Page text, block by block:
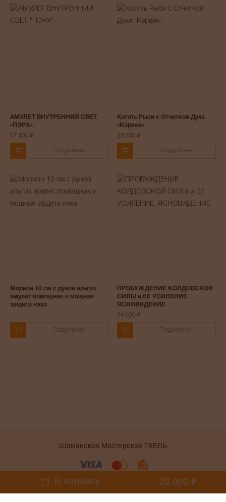
В корзину 20 000 ₽
АМУЛЕТ ВНУТРЕННИЙ СВЕТ
«ПЭРХ».
17 400 ₽
Подробнее
Коготь Рыси с Отчиткой Духа
«Кэрвея»
25 500 ₽
Подробнее
Морион 10 см с руной альгиз
амулет помощник и мощная
защита нэха
Подробнее
ПРОБУЖДЕНИЕ КОЛДОВСКОЙ
СИЛЫ и ЕЕ УСИЛЕНИЕ.
ЯСНОВИДЕНИЕ
28 000 ₽
Подробнее
Шаманская Мастерская ГХЕЛЬ
Условия работы сайта